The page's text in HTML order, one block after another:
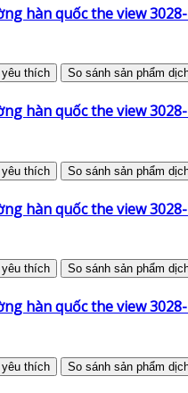
hàn quốc the view
thích So sánh sản phẩm
hàn quốc the view
thích So sánh sản phẩm
hàn quốc the view
thích So sánh sản phẩm
hàn quốc the view
thích So sánh sản phẩm